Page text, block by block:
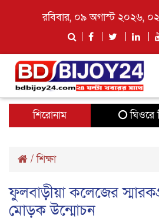
রবিবার, ০৯ অগাস্ট ২০২৬,
শিরোনাম
ঘিওরে
/শিক্ষা
ফুলবাড়ীয়া কলেজের
মোড়ক উন্মোচন